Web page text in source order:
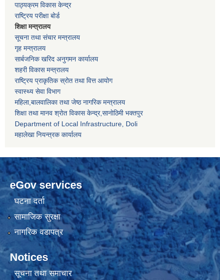
पाठ्यक्रम विकास केन्द्र
राष्ट्रिय परीक्षा बोर्ड
शिक्षा मन्त्रालय
सूचना तथा संचार मन्त्रालय
गृह मन्त्रालय
सार्बजनिक खरिद अनुगमन कार्यालय
शहरी विकास मन्त्रालय
राष्ट्रिय प्राकृतिक स्रोत तथा वित्त आयोग
स्वास्थ्य सेवा विभाग
महिला,बालवालिका तथा जेष्ठ नागरिक मन्त्रालय
शिक्षा तथा मानव श्राेत विकास केन्द्र,सानाेठिमी भक्तपुर
Department of Local Infrastructure, Doli
महालेखा नियन्त्रक कार्यालय
eGov services
घटना दर्ता
सामाजिक सुरक्षा
नागरिक वडापत्र
Notices
सूचना तथा समाचार